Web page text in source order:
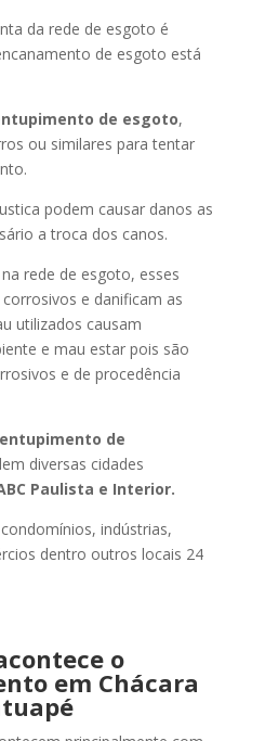
da rede de esgoto é
de esgoto está
de esgoto,
ou similares para tentar
podem causar danos as
a troca dos canos.
rede de esgoto, esses
e danificam as
utilizados causam
e mau estar pois são
e de procedência
de
diversas cidades
Paulista e Interior.
indústrias,
dentro outros locais 24
o
em Chácara